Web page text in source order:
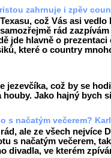
zahrnuje i zpěv
což Vás asi vedlo
rád zazpívám
jde hlavně o prezentaci
které o country
jezevčíka, což by se
houby. Jako hajný bych
s načatým večerem?
ale ze všech nejvíce
s načatým večerem,
divadla, ve kterém